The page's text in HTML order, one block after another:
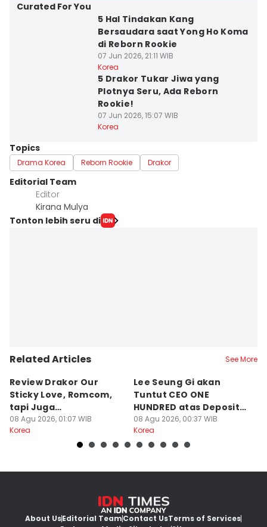
Curated For You
5 Hal Tindakan Kang
Bersaudara saat Yong Ho Koma
di Reborn Rookie
07 Jun 2026, 21:11 WIB
Korea
5 Drakor Tukar Jiwa yang
Plotnya Seru, Ada Reborn
Rookie!
07 Jun 2026, 15:07 WIB
Korea
Topics
Drama Korea Reborn Rookie Drakor
Editorial Team
Editor
Kirana Mulya
Tonton lebih seru di
Related Articles See More
Review Drakor Our
Sticky Love, Romcom,
tapi Juga
Menegangkan!
08 Agu 2026, 01:07 WIB
Korea
Lee Seung Gi akan
Tuntut CEO ONE
HUNDRED atas Deposit
Rumah Rp132 M
08 Agu 2026, 00:37 WIB
Korea
About UsEditorial TeamContact UsTerms of Services